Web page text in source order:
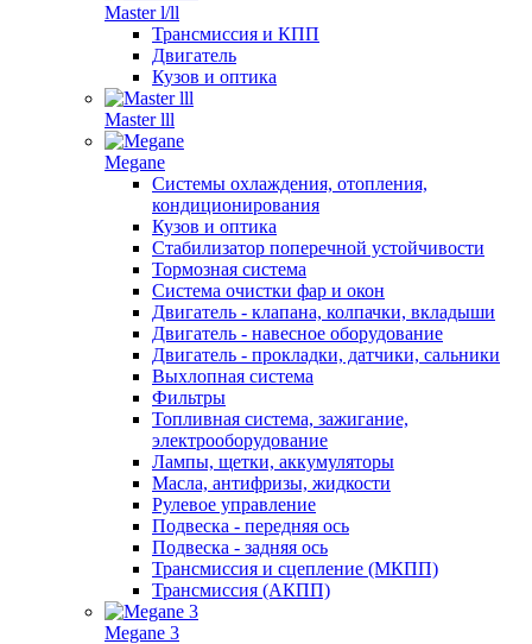
Master l/ll
Трансмиссия и КПП
Двигатель
Кузов и оптика
Master lll
Megane
Системы охлаждения, отопления,
кондиционирования
Кузов и оптика
Стабилизатор поперечной устойчивости
Тормозная система
Система очистки фар и окон
Двигатель - клапана, колпачки, вкладыши
Двигатель - навесное оборудование
Двигатель - прокладки, датчики, сальники
Выхлопная система
Фильтры
Топливная система, зажигание,
электрооборудование
Лампы, щетки, аккумуляторы
Масла, антифризы, жидкости
Рулевое управление
Подвеска - передняя ось
Подвеска - задняя ось
Трансмиссия и сцепление (МКПП)
Трансмиссия (АКПП)
Megane 3